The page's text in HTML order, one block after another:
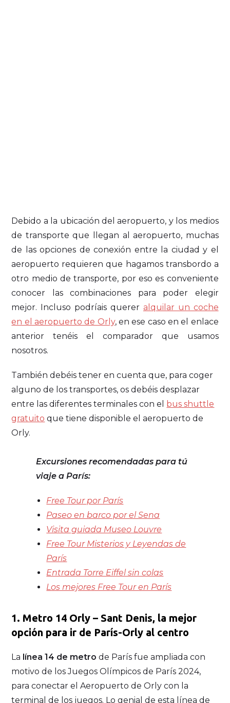
Debido a la ubicación del aeropuerto, y los medios
de transporte que llegan al aeropuerto, muchas
de las opciones de conexión entre la ciudad y el
aeropuerto requieren que hagamos transbordo a
otro medio de transporte, por eso es conveniente
conocer las combinaciones para poder elegir
mejor. Incluso podríais querer alquilar un coche
en el aeropuerto de Orly, en ese caso en el enlace
anterior tenéis el comparador que usamos
nosotros.
También debéis tener en cuenta que, para coger
alguno de los transportes, os debéis desplazar
entre las diferentes terminales con el bus shuttle
gratuito que tiene disponible el aeropuerto de
Orly.
Excursiones recomendadas para tú
viaje a París:
Free Tour por París
Paseo en barco por el Sena
Visita guiada Museo Louvre
Free Tour Misterios y Leyendas de
París
Entrada Torre Eiffel sin colas
Los mejores Free Tour en París
1. Metro 14 Orly – Sant Denis, la mejor
opción para ir de París-Orly al centro
La línea 14 de metro de París fue ampliada con
motivo de los Juegos Olímpicos de París 2024,
para conectar el Aeropuerto de Orly con la
terminal de los juegos. Lo genial de esta línea de